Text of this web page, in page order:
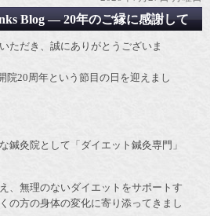
Blog ― 20年のご縁に感謝して
ただき、誠にありがとうございま
院20周年という節目の日を迎えまし
鍼灸院として「ダイエット鍼灸専門」
、無理のないダイエットをサポートす
の方の身体の変化に寄り添ってきまし